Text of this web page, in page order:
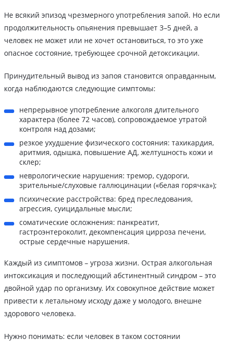
Не всякий эпизод чрезмерного употребления запой. Но если
продолжительность опьянения превышает 3–5 дней, а
человек не может или не хочет остановиться, то это уже
опасное состояние, требующее срочной детоксикации.
Принудительный вывод из запоя становится оправданным,
когда наблюдаются следующие симптомы:
непрерывное употребление алкоголя длительного
характера (более 72 часов), сопровождаемое утратой
контроля над дозами;
резкое ухудшение физического состояния: тахикардия,
аритмия, одышка, повышение АД, желтушность кожи и
склер;
неврологические нарушения: тремор, судороги,
зрительные/слуховые галлюцинации («белая горячка»);
психические расстройства: бред преследования,
агрессия, суицидальные мысли;
соматические осложнения: панкреатит,
гастроэнтероколит, декомпенсация цирроза печени,
острые сердечные нарушения.
Каждый из симптомов – угроза жизни. Острая алкогольная
интоксикация и последующий абстинентный синдром – это
двойной удар по организму. Их совокупное действие может
привести к летальному исходу даже у молодого, внешне
здорового человека.
Нужно понимать: если человек в таком состоянии